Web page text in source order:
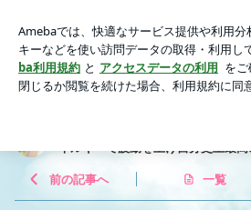
ワーカー龍女神あこ♾️ 龍のエネルギ
最高の人生に導く龍遣い
アプリをダウンロードして ブログの更新通
ょう。
ネルギーで波動を上げ自分史上最
前の記事へ 一覧